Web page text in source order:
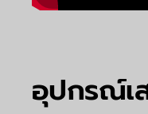
อุปกรณ์เ